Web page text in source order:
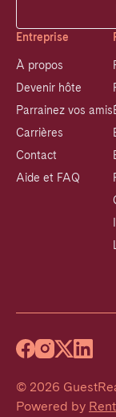
Entreprise
À propos
Devenir hôte
Parrainez vos amis
Carrières
Contact
Aide et FAQ
© 2026
Powered by